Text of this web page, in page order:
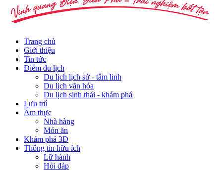
Trang chủ
Giới thiệu
Tin tức
Điểm du lịch
Du lịch lịch sử - tâm linh
Du lịch văn hóa
Du lịch sinh thái - khám phá
Lưu trú
Ẩm thực
Nhà hàng
Món ăn
Khám phá 3D
Thông tin hữu ích
Lữ hành
Hỏi đáp